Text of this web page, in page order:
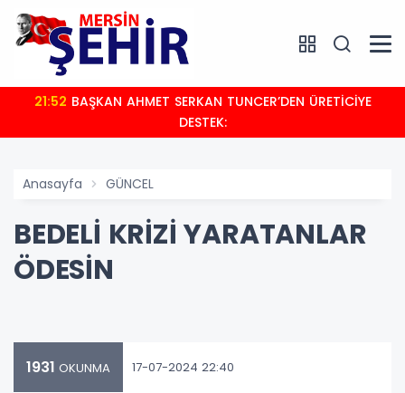
21:52
DESTEK:
Anasayfa GÜNCEL
BEDELİ KRİZİ YARATANLAR
ÖDESİN
1931 OKUNMA 17-07-2024 22:40